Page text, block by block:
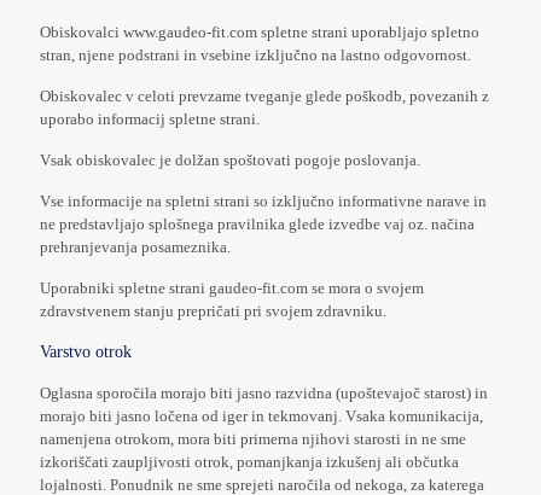
Obiskovalci www.gaudeo-fit.com spletne strani uporabljajo spletno
stran, njene podstrani in vsebine izključno na lastno odgovornost.
Obiskovalec v celoti prevzame tveganje glede poškodb, povezanih z
uporabo informacij spletne strani.
Vsak obiskovalec je dolžan spoštovati pogoje poslovanja.
Vse informacije na spletni strani so izključno informativne narave in
ne predstavljajo splošnega pravilnika glede izvedbe vaj oz. načina
prehranjevanja posameznika.
Uporabniki spletne strani gaudeo-fit.com se mora o svojem
zdravstvenem stanju prepričati pri svojem zdravniku.
Varstvo otrok
Oglasna sporočila morajo biti jasno razvidna (upoštevajoč starost) in
morajo biti jasno ločena od iger in tekmovanj. Vsaka komunikacija,
namenjena otrokom, mora biti primerna njihovi starosti in ne sme
izkoriščati zaupljivosti otrok, pomanjkanja izkušenj ali občutka
lojalnosti. Ponudnik ne sme sprejeti naročila od nekoga, za katerega